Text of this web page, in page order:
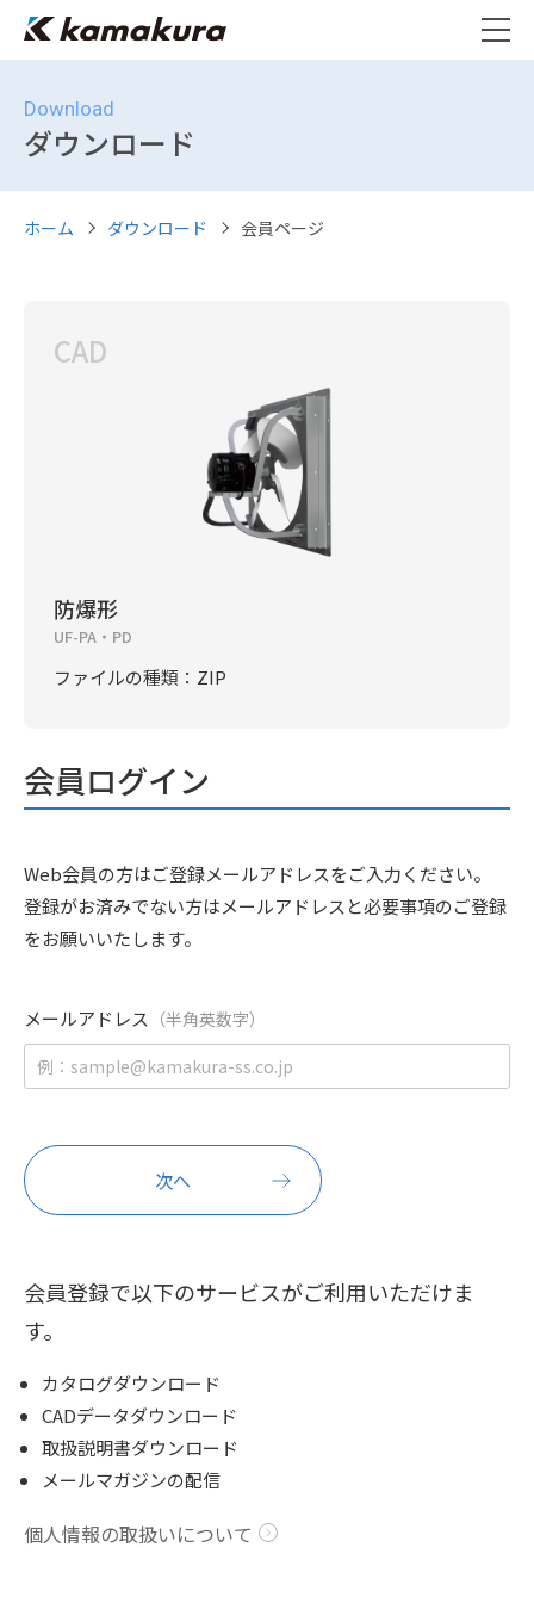
Download
ダウンロード
ホーム ダウンロード 会員ページ
防爆形
UF-PA・PD
ファイルの種類：ZIP
CAD
会員ログイン
Web会員の方はご登録メールアドレスをご入力ください。
登録がお済みでない方はメールアドレスと必要事項のご登録
をお願いいたします。
メールアドレス （半角英数字）
会員登録で以下のサービスがご利用いただけま
す。
カタログダウンロード
CADデータダウンロード
取扱説明書ダウンロード
メールマガジンの配信
個人情報の取扱いについて